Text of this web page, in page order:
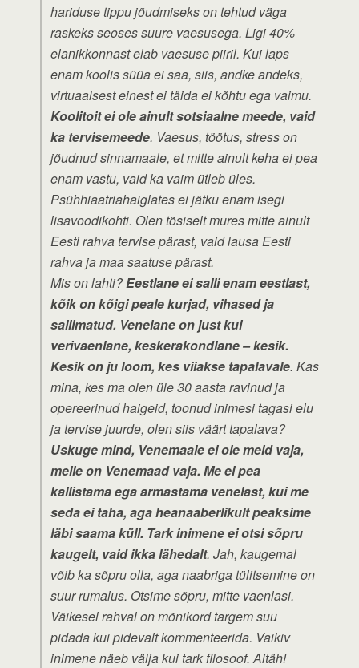
hariduse tippu jõudmiseks on tehtud väga
raskeks seoses suure vaesusega. Ligi 40%
elanikkonnast elab vaesuse piiril. Kui laps
enam koolis süüa ei saa, siis, andke andeks,
virtuaalsest einest ei täida ei kõhtu ega vaimu.
Koolitoit ei ole ainult sotsiaalne meede, vaid
ka tervisemeede. Vaesus, töötus, stress on
jõudnud sinnamaale, et mitte ainult keha ei pea
enam vastu, vaid ka vaim ütleb üles.
Psühhiaatriahaiglates ei jätku enam isegi
lisavoodikohti. Olen tõsiselt mures mitte ainult
Eesti rahva tervise pärast, vaid lausa Eesti
rahva ja maa saatuse pärast.
Mis on lahti?Eestlane ei salli enam eestlast,
kõik on kõigi peale kurjad, vihased ja
sallimatud. Venelane on just kui
verivaenlane, keskerakondlane – kesik.
Kesik on ju loom, kes viiakse tapalavale. Kas
mina, kes ma olen üle 30 aasta ravinud ja
opereerinud haigeid, toonud inimesi tagasi elu
ja tervise juurde, olen siis väärt tapalava?
Uskuge mind, Venemaale ei ole meid vaja,
meile on Venemaad vaja. Me ei pea
kallistama ega armastama venelast, kui me
seda ei taha, aga heanaaberlikult peaksime
läbi saama küll. Tark inimene ei otsi sõpru
kaugelt, vaid ikka lähedalt. Jah, kaugemal
võib ka sõpru olla, aga naabriga tülitsemine on
suur rumalus. Otsime sõpru, mitte vaenlasi.
Väikesel rahval on mõnikord targem suu
pidada kui pidevalt kommenteerida. Vaikiv
inimene näeb välja kui tark filosoof. Aitäh!